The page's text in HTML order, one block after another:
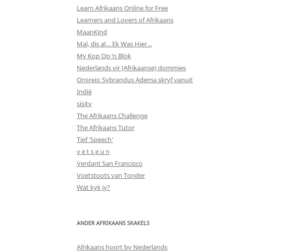
Learn Afrikaans Online for Free
Learners and Lovers of Afrikaans
MaanKind
Mal, dis al… Ek Was Hier…
My Kop Op ‘n Blok
Nederlands vir (Afrikaanse) dommies
Onsreis: Sybrandus Adema skryf vanuit
Indië
sisitv
The Afrikaans Challenge
The Afrikaans Tutor
Tief 'Speech'
v e t s e u n
Verdant San Francisco
Voetstoots van Tonder
Wat kyk jy?
ANDER AFRIKAANS SKAKELS
Afrikaans hoort by Nederlands